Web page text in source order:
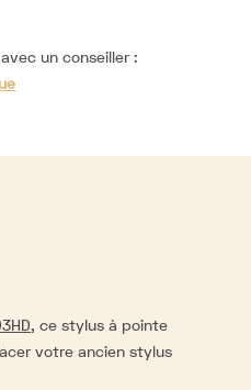
un conseiller :
, ce stylus à pointe
votre ancien stylus